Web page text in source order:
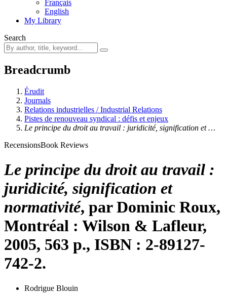
Français
English
My Library
Search
Breadcrumb
Érudit
Journals
Relations industrielles / Industrial Relations
Pistes de renouveau syndical : défis et enjeux
Le principe du droit au travail : juridicité, signification et …
RecensionsBook Reviews
Le principe du droit au travail :
juridicité, signification et
normativité, par Dominic Roux,
Montréal : Wilson & Lafleur,
2005, 563 p., ISBN : 2-89127-
742-2.
Rodrigue Blouin